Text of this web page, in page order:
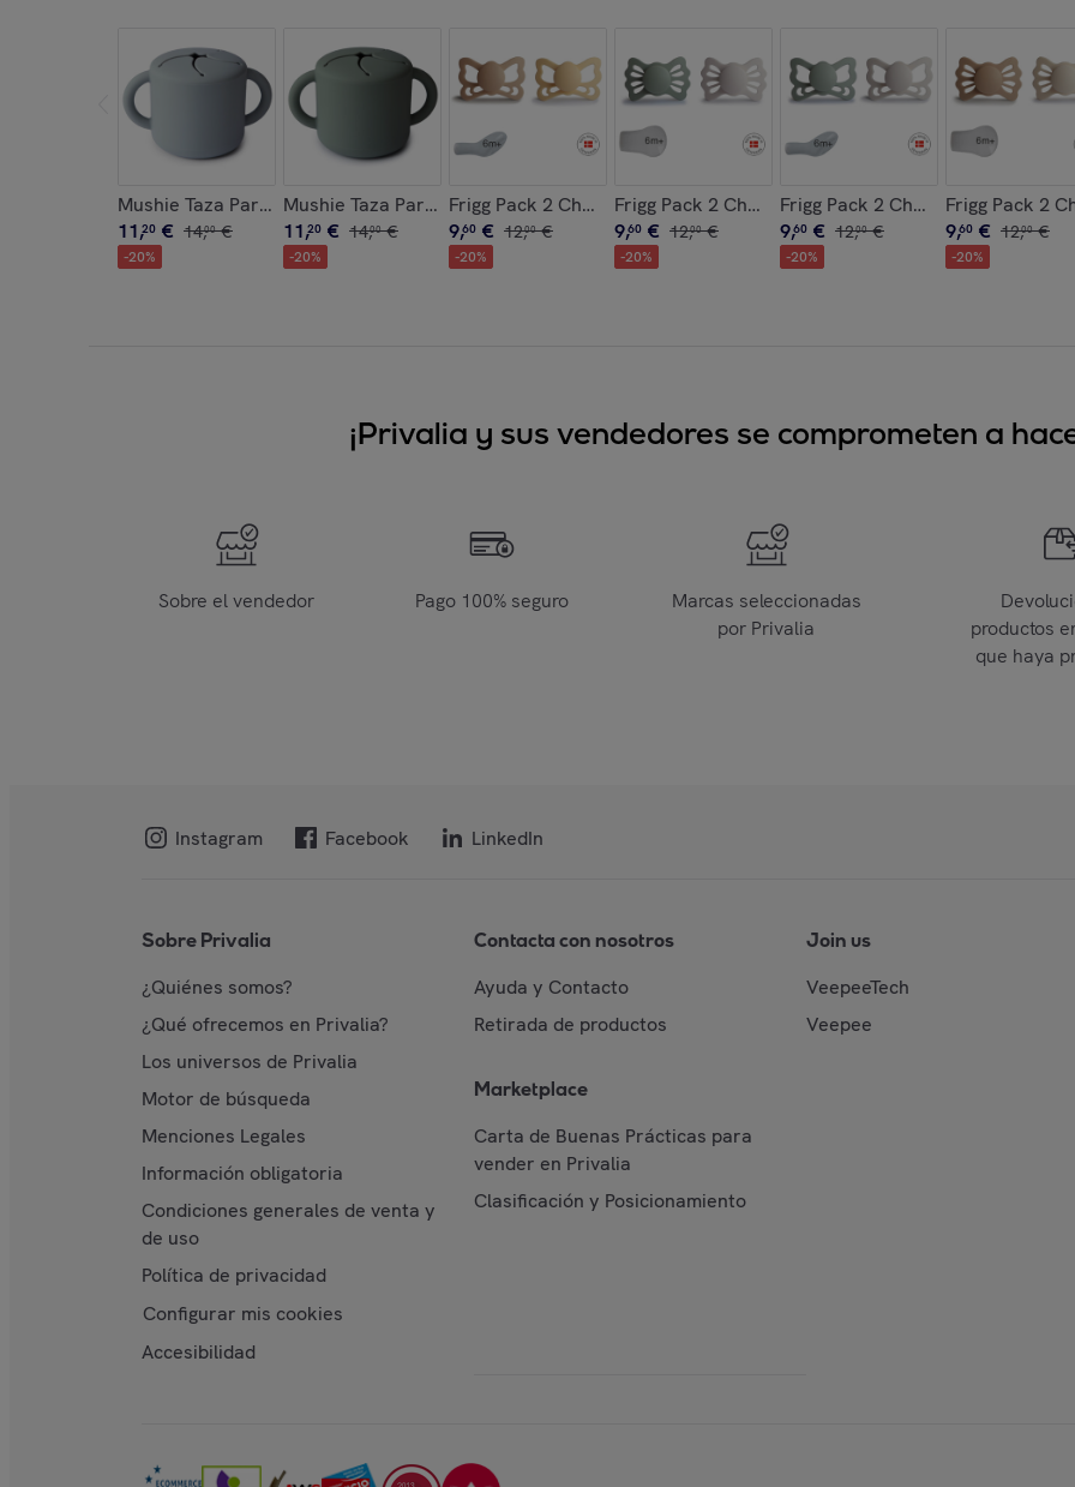
Mushie Taza Para Snack Silicona Solid
11,20 € 14,00 €
-20%
Mushie Taza Para Snack Silicona Solid
11,20 € 14,00 €
-20%
Frigg Pack 2 Chupetes Anat. Silicona Butterfly
9,60 € 12,00 €
-20%
Frigg Pack 2 Chupetes Sim. Silicona Lucky
9,60 € 12,00 €
-20%
Frigg Pack 2 Chupetes Anat.
9,60 € 12,00 €
-20%
Frigg Pack 2
9,60 € 12,00 €
-20%
¡Privalia y sus vendedores se comprometen a
Sobre el vendedor Pago 100% seguro
Marcas seleccionadas
por Privalia
productos
que haya
Instagram Facebook LinkedIn
Sobre Privalia
¿Quiénes somos?
¿Qué ofrecemos en Privalia?
Los universos de Privalia
Motor de búsqueda
Menciones Legales
Información obligatoria
Condiciones generales de venta y
de uso
Política de privacidad
Configurar mis cookies
Accesibilidad
Contacta con nosotros
Ayuda y Contacto
Retirada de productos
Marketplace
Carta de Buenas Prácticas para
vender en Privalia
Clasificación y Posicionamiento
Join us
VeepeeTech
Veepee